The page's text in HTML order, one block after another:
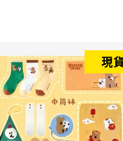
現